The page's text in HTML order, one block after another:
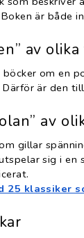
är både
av
om en
Därför är den
av
gillar
sig i
25 klassiker